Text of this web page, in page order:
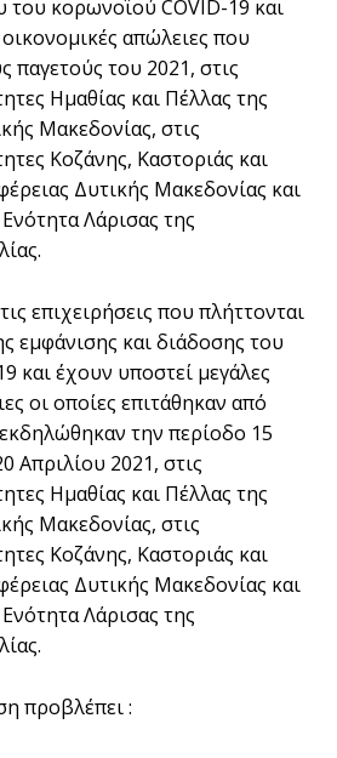
του κορωνοϊού COVID-19 και
απώλειες που
παγετούς του 2021, στις
Ημαθίας και Πέλλας της
Μακεδονίας, στις
Κοζάνης, Καστοριάς και
Δυτικής Μακεδονίας και
Λάρισας της
επιχειρήσεις που πλήττονται
εμφάνισης και διάδοσης του
και έχουν υποστεί μεγάλες
οι οποίες επιτάθηκαν από
την περίοδο 15
Απριλίου 2021, στις
Ημαθίας και Πέλλας της
Μακεδονίας, στις
Κοζάνης, Καστοριάς και
Δυτικής Μακεδονίας και
Λάρισας της
προβλέπει :